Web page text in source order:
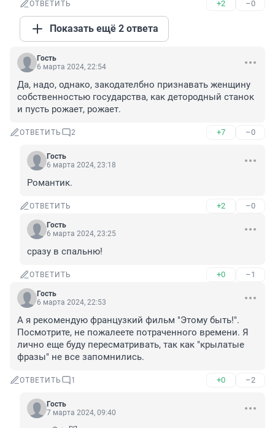
ОТВЕТИТЬ +2 –0
Показать ещё 2 ответа
Гость
6 марта 2024, 22:54
Да, надо, однако, закодателбно признавать женщину
собственностью государства, как детородный станок
и пусть рожает, рожает.
ОТВЕТИТЬ 2 +7 –0
Гость
6 марта 2024, 23:18
Романтик.
ОТВЕТИТЬ +2 –0
Гость
6 марта 2024, 23:25
сразу в спальню!
ОТВЕТИТЬ +0 –1
Гость
6 марта 2024, 22:53
А я рекомендую французкий фильм "Этому быть!".
Посмотрите, не пожалеете потраченного времени. Я
лично еще буду пересматривать, так как "крылатые
фразы" не все запомнились.
ОТВЕТИТЬ 1 +0 –2
Гость
7 марта 2024, 09:40